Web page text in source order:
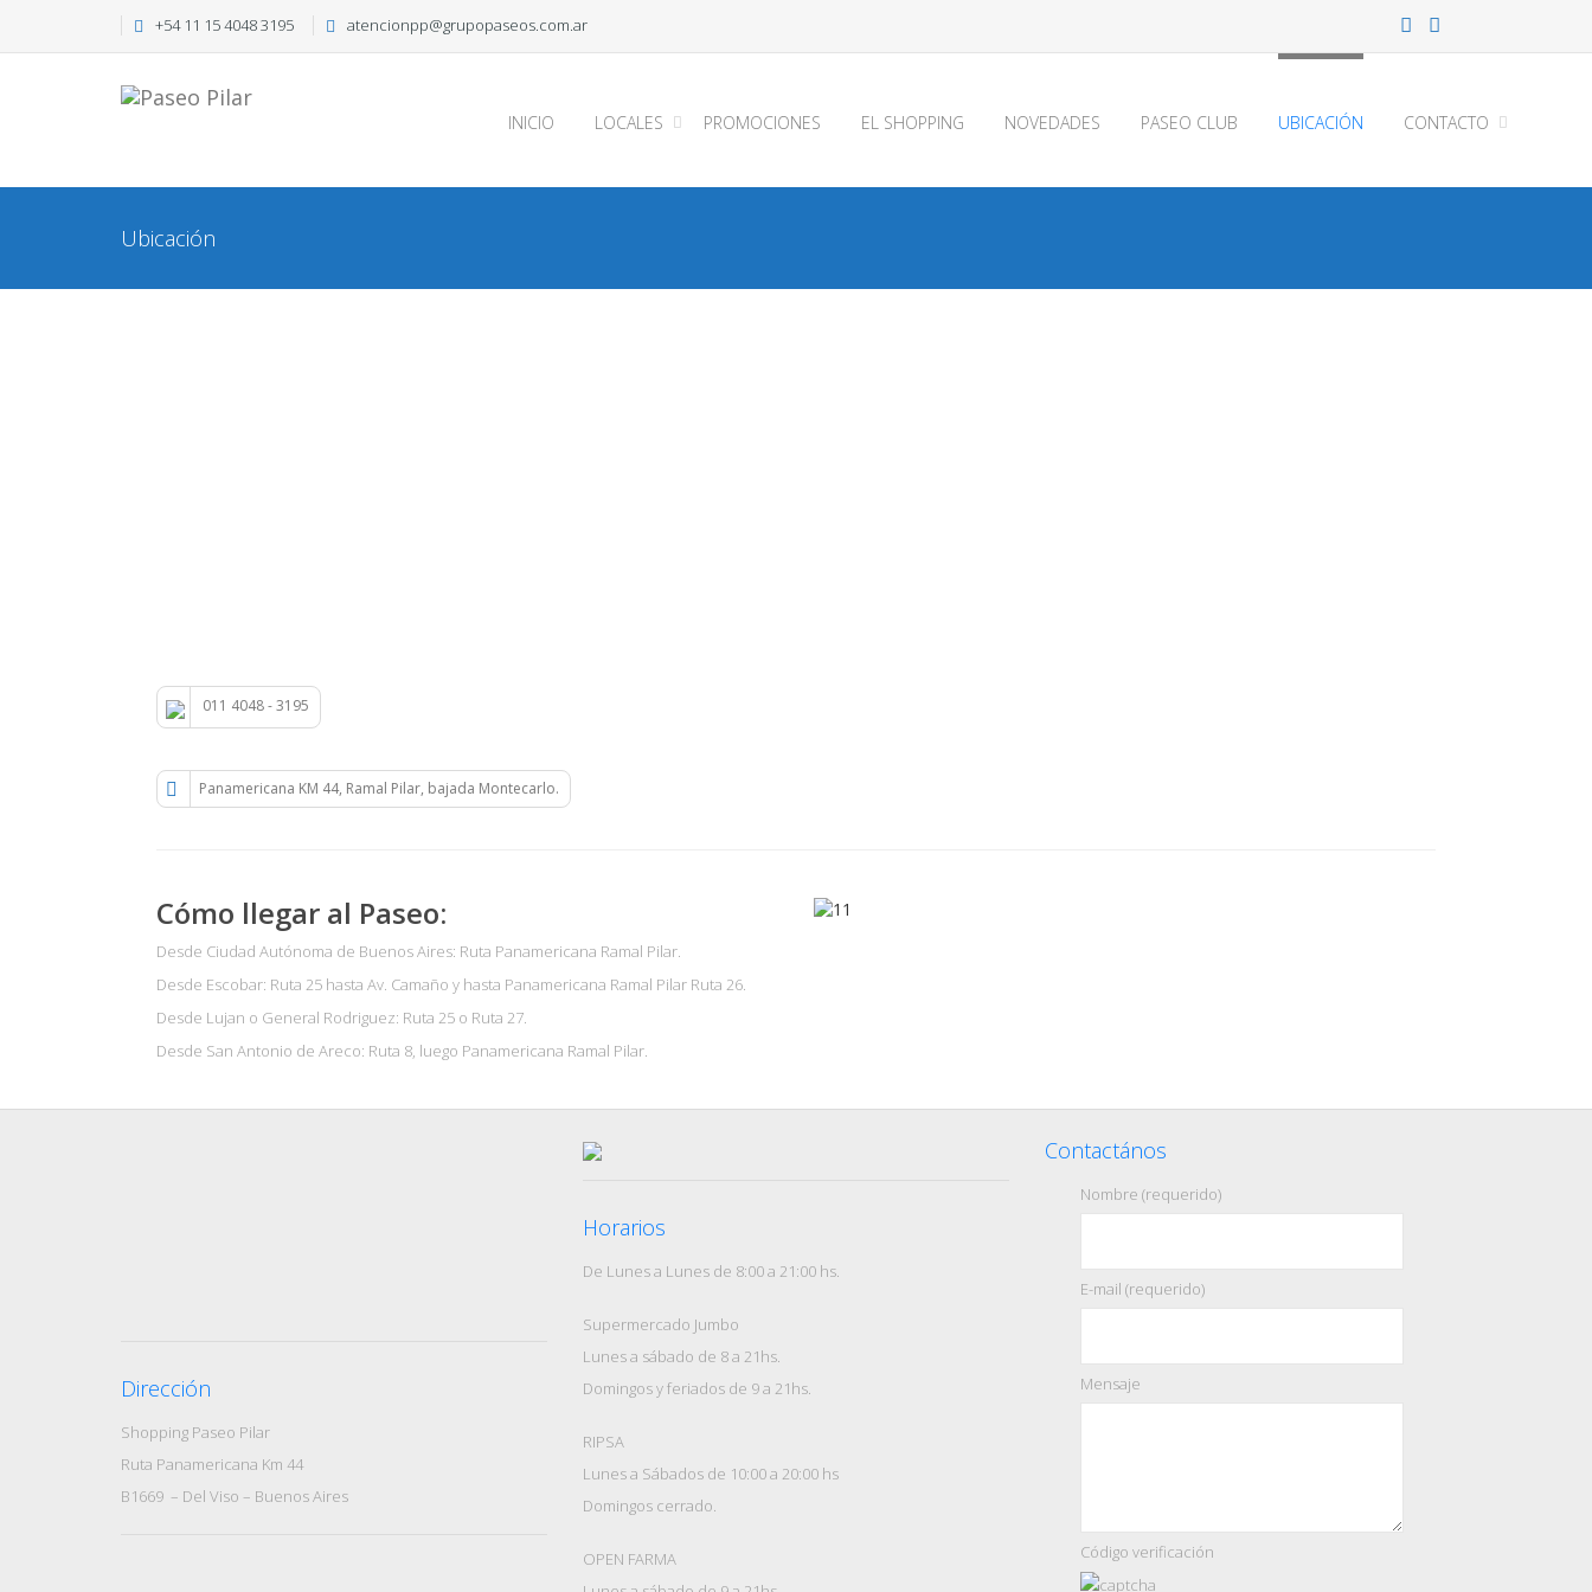
+54 11 15 4048 3195 atencionpp@grupopaseos.com.ar
INICIO LOCALES PROMOCIONES EL SHOPPING NOVEDADES PASEO CLUB UBICACIÓN CONTACTO
Ubicación
011 4048 - 3195
Panamericana KM 44, Ramal Pilar, bajada Montecarlo.
Cómo llegar al Paseo:
Desde Ciudad Autónoma de Buenos Aires: Ruta Panamericana Ramal Pilar.
Desde Escobar: Ruta 25 hasta Av. Camaño y hasta Panamericana Ramal Pilar Ruta 26.
Desde Lujan o General Rodriguez: Ruta 25 o Ruta 27.
Desde San Antonio de Areco: Ruta 8, luego Panamericana Ramal Pilar.
Dirección
Shopping Paseo Pilar
Ruta Panamericana Km 44
B1669 – Del Viso – Buenos Aires
Horarios
De Lunes a Lunes de 8:00 a 21:00 hs.
Supermercado Jumbo
Lunes a sábado de 8 a 21hs.
Domingos y feriados de 9 a 21hs.
RIPSA
Lunes a Sábados de 10:00 a 20:00 hs
Domingos cerrado.
OPEN FARMA
Contactános
Nombre (requerido)
E-mail (requerido)
Mensaje
Código verificación